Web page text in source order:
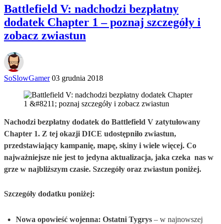
Battlefield V: nadchodzi bezpłatny
dodatek Chapter 1 – poznaj szczegóły i
zobacz zwiastun
SoSlowGamer 03 grudnia 2018
Nachodzi bezpłatny dodatek do Battlefield V zatytułowany
Chapter 1. Z tej okazji DICE udostępniło zwiastun,
przedstawiający kampanię, mapę, skiny i wiele więcej. Co
najważniejsze nie jest to jedyna aktualizacja, jaka czeka nas w
grze w najbliższym czasie. Szczegóły oraz zwiastun poniżej.
Szczegóły dodatku poniżej:
Nowa opowieść wojenna: Ostatni Tygrys – w najnowszej